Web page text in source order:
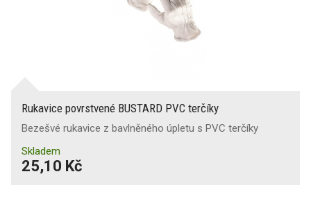
Rukavice povrstvené BUSTARD PVC terčíky
Bezešvé rukavice z bavlněného úpletu s PVC terčíky
Skladem
25,10 Kč